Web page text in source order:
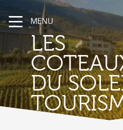
MENU
LES
DU